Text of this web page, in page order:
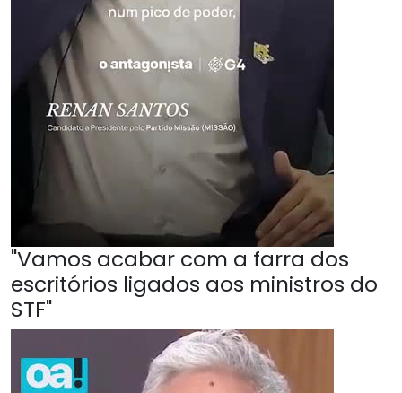
"Vamos acabar com a farra dos
escritórios ligados aos ministros do
STF"